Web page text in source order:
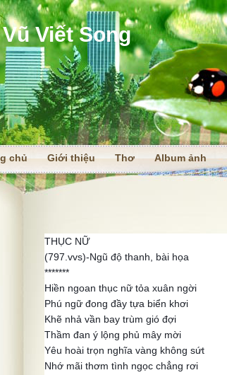
Viết Song
chủ Giới thiệu Thơ Album ảnh
THỤC NỮ
(797.vvs)-Ngũ độ thanh, bài họa
*******
Hiền ngoan thục nữ tỏa xuân ngời
Phú ngữ đong đầy tựa biển khơi
Khẽ nhả vần bay trùm gió đợi
Thầm đan ý lộng phủ mây mời
Yêu hoài trọn nghĩa vàng không sứt
Nhớ mãi thơm tình ngọc chẳng rơi